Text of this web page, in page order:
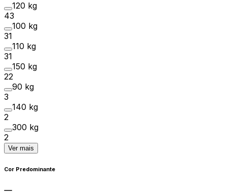
120 kg
43
100 kg
31
110 kg
31
150 kg
22
90 kg
3
140 kg
2
300 kg
2
Ver mais
Cor Predominante